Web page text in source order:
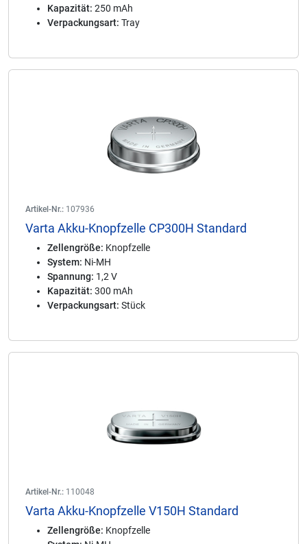
Kapazität: 250 mAh
Verpackungsart: Tray
Artikel-Nr.: 107936
Varta Akku-Knopfzelle CP300H Standard
Zellengröße: Knopfzelle
System: Ni-MH
Spannung: 1,2 V
Kapazität: 300 mAh
Verpackungsart: Stück
Artikel-Nr.: 110048
Varta Akku-Knopfzelle V150H Standard
Zellengröße: Knopfzelle